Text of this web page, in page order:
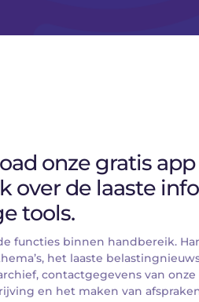
onze gratis app
over de laaste
tools.
functies binnen handbereik.
het laaste
contactgegevens van
en het maken van